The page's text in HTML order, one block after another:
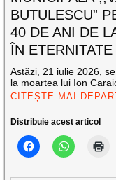
BUTULESCU”
40 DE ANI DE
ÎN ETERNITATE
Astăzi, 21 iulie 2026,
la moartea lui Ion
CITEȘTE MAI
Distribuie acest articol